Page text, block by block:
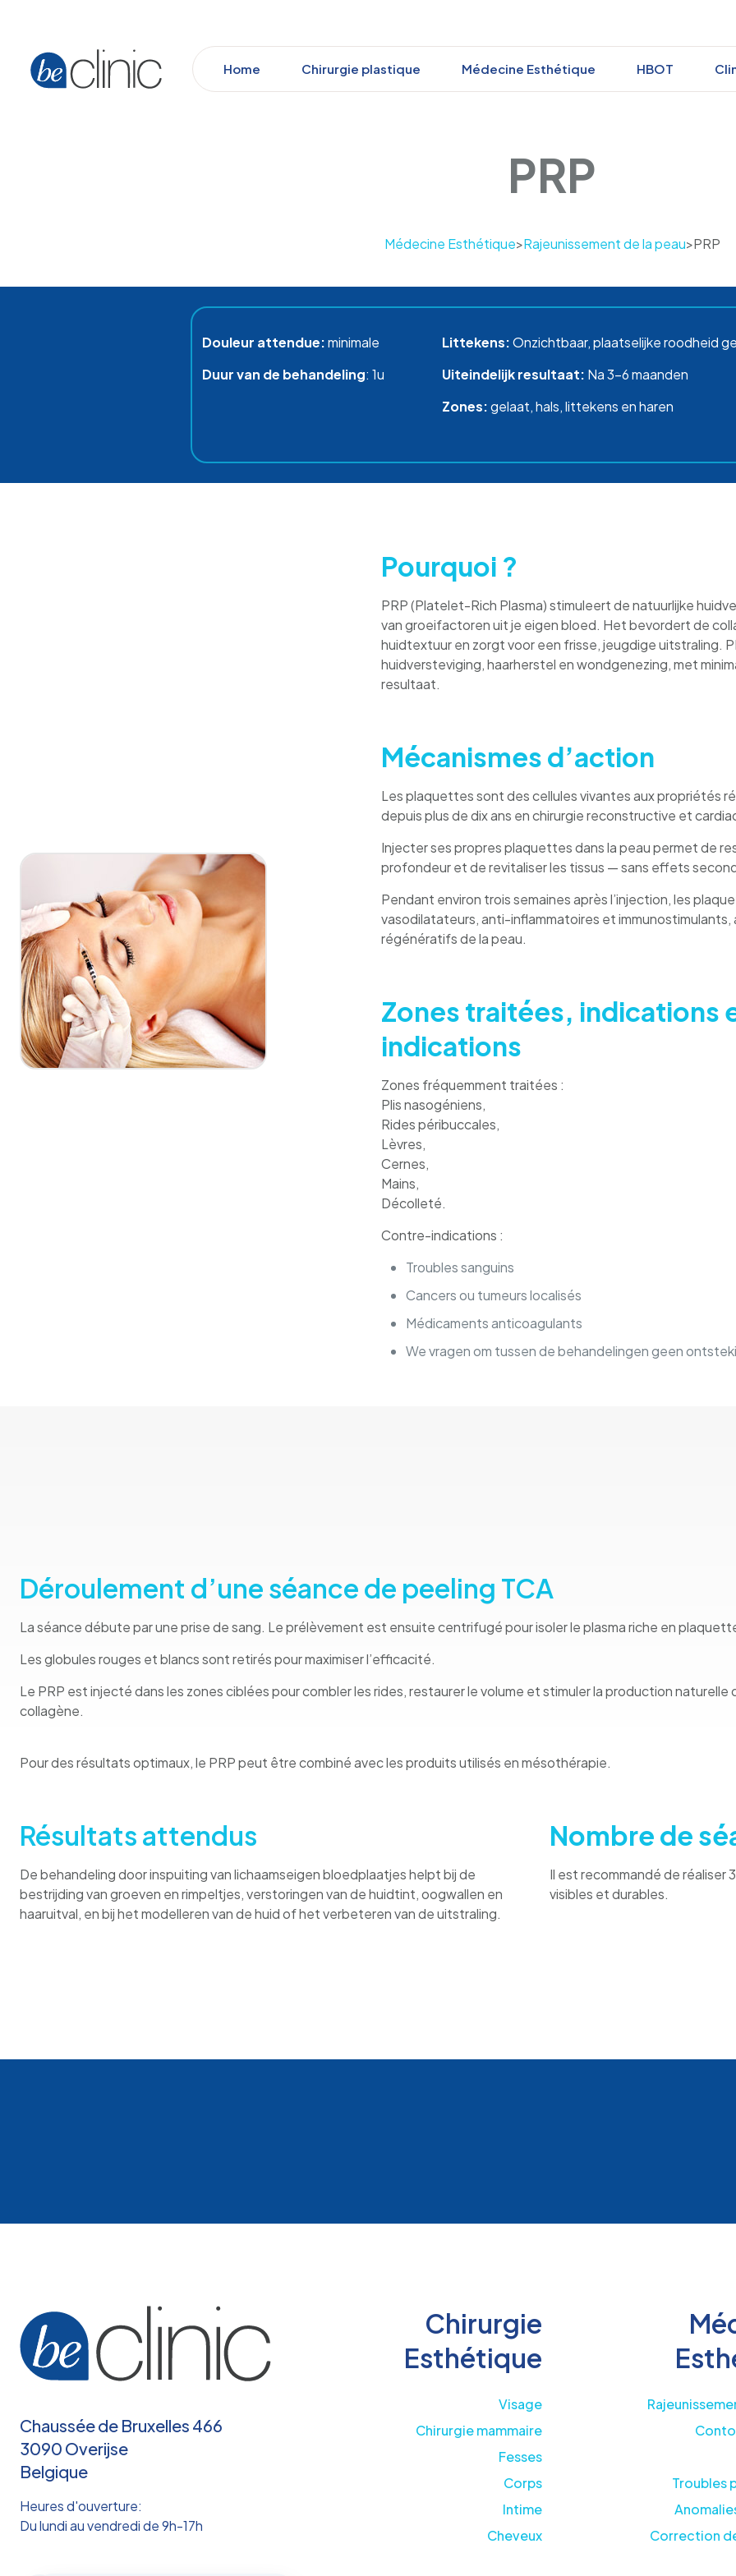
Home Chirurgie plastique Médecine Esthétique HBOT
PRP
Médecine Esthétique>Rajeunissement de la peau>PRP
Douleur attendue:minimale
Duur van de behandeling: 1u
Littekens:Onzichtbaar, plaatselijke roodheid
Uiteindelijk resultaat: Na 3-6 maanden
Zones:gelaat, hals, littekens en haren
Pourquoi ?
PRP (Platelet-Rich Plasma) stimuleert de natuurlijke
van groeifactoren uit je eigen bloed. Het bevordert de
huidtextuur en zorgt voor een frisse, jeugdige uitstraling.
huidversteviging, haarherstel en wondgenezing, met
resultaat.
Mécanismes d’action
Les plaquettes sont des cellules vivantes aux propriétés
depuis plus de dix ans en chirurgie reconstructive et
Injecter ses propres plaquettes dans la peau permet de
profondeur et de revitaliser les tissus — sans effets
Pendant environ trois semaines après l’injection, les
vasodilatateurs, anti-inflammatoires et immunostimulants,
régénératifs de la peau.
Zones traitées, indications
indications
Zones fréquemment traitées :
Plis nasogéniens,
Rides péribuccales,
Lèvres,
Cernes,
Mains,
Décolleté.
Contre-indications :
Troubles sanguins
Cancers ou tumeurs localisés
Médicaments anticoagulants
We vragen om tussen de behandelingen geen
Déroulement d’une séance de peeling TCA
La séance débute par une prise de sang. Le prélèvement est ensuite centrifugé pour isoler le plasma riche en
Les globules rouges et blancs sont retirés pour maximiser l’efficacité.
Le PRP est injecté dans les zones ciblées pour combler les rides, restaurer le volume et stimuler la production naturelle
collagène.
Pour des résultats optimaux, le PRP peut être combiné avec les produits utilisés en mésothérapie.
Résultats attendus
De behandeling door inspuiting van lichaamseigen bloedplaatjes helpt bij de
bestrijding van groeven en rimpeltjes, verstoringen van de huidtint, oogwallen en
haaruitval, en bij het modelleren van de huid of het verbeteren van de uitstraling.
Nombre de
Il est recommandé de réaliser
visibles et durables.
Chaussée de Bruxelles 466
3090 Overijse
Belgique
Heures d'ouverture:
Du lundi au vendredi de 9h-17h
Chirurgie
Esthétique
Visage
Chirurgie mammaire
Fesses
Corps
Intime
Cheveux
Troubles
Correction